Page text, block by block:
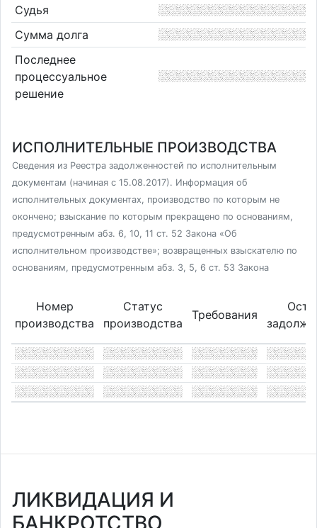
Судья
Сумма долга
Последнее
процессуальное
решение
ИСПОЛНИТЕЛЬНЫЕ ПРОИЗВОДСТВА
Сведения из Реестра задолженностей по исполнительным
документам (начиная с 15.08.2017). Информация об
исполнительных документах, производство по которым не
окончено; взыскание по которым прекращено по основаниям,
предусмотренным абз. 6, 10, 11 ст. 52 Закона «Об
исполнительном производстве»; возвращенных взыскателю по
основаниям, предусмотренным абз. 3, 5, 6 ст. 53 Закона
Номер
производства
Статус
производства
Требования
ЛИКВИДАЦИЯ И
БАНКРОТСТВО